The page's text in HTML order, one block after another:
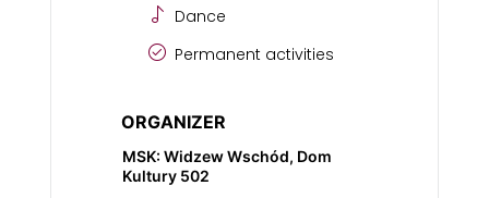
Dance
Permanent activities
ORGANIZER
MSK: Widzew Wschód, Dom
Kultury 502